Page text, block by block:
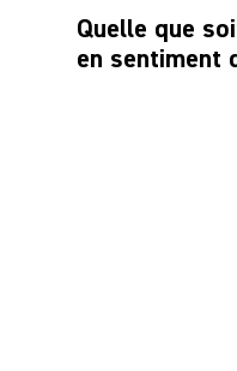
Quelle que
en sentiment